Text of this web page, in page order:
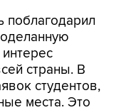
страны. В
студентов,
места. Это